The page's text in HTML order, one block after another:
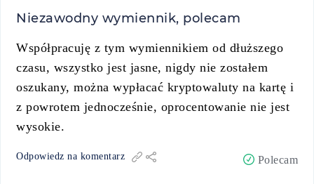
Niezawodny wymiennik, polecam
Współpracuję z tym wymiennikiem od dłuższego
czasu, wszystko jest jasne, nigdy nie zostałem
oszukany, można wypłacać kryptowaluty na kartę i
z powrotem jednocześnie, oprocentowanie nie jest
wysokie.
Odpowiedz na komentarz Polecam